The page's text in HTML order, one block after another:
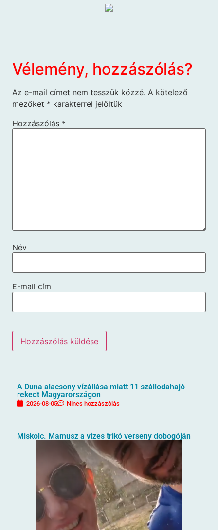
Vélemény, hozzászólás?
Az e-mail címet nem tesszük közzé. A kötelező
mezőket * karakterrel jelöltük
Hozzászólás *
Név
E-mail cím
A Duna alacsony vízállása miatt 11 szállodahajó
rekedt Magyarországon
2026-08-05 Nincs hozzászólás
Miskolc. Mamusz a vizes trikó verseny dobogóján